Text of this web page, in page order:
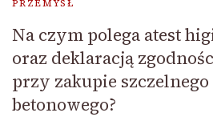
PRZEMYSŁ
Na czym polega atest
oraz deklaracją
przy zakupie
betonowego?